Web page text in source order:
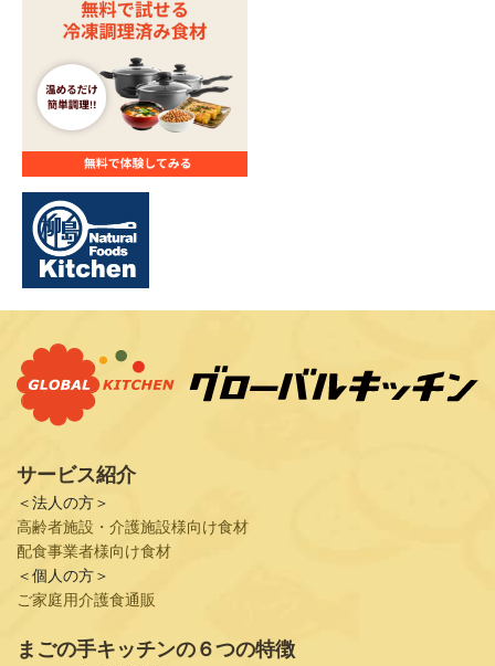
サービス紹介
＜法人の方＞
高齢者施設・介護施設様向け食材
配食事業者様向け食材
＜個人の方＞
ご家庭用介護食通販
まごの手キッチンの６つの特徴